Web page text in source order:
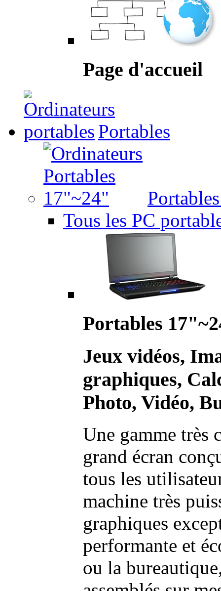
Page d'accueil
Portables
Tous les PC
Portables
Jeux vidéos,
graphiques,
Photo, Vidéo,
Une gamme très
grand écran
tous les
machine très
graphiques
performante et
ou la